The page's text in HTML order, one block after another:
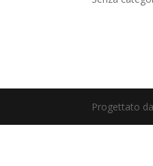
Progettato da